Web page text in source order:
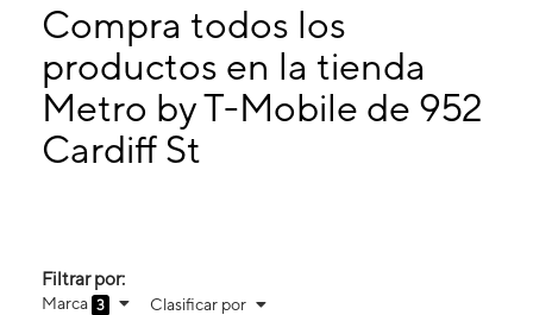
Miérc:
10:00 a. m. a 8:00 p. m.
Jueves: 10:00 a. m. a 8:00 p. m.
Viernes:10:00 a. m. a 8:00 p. m.
952 Cardiff St San Diego, CA 92114
Compra todos los
productos en la tienda
Metro by T-Mobile de 952
Cardiff St
Filtrar por:
Marca 3 Clasificar por